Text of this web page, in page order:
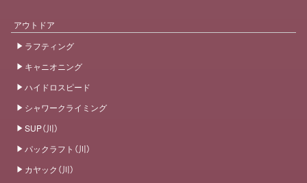
アウトドア
ラフティング
キャニオニング
ハイドロスピード
シャワークライミング
SUP（川）
パックラフト（川）
カヤック（川）